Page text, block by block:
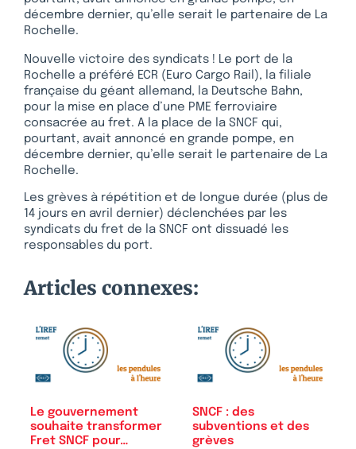
décembre dernier, qu’elle serait le partenaire de La
Rochelle.
Nouvelle victoire des syndicats ! Le port de la
Rochelle a préféré ECR (Euro Cargo Rail), la filiale
française du géant allemand, la Deutsche Bahn,
pour la mise en place d’une PME ferroviaire
consacrée au fret. A la place de la SNCF qui,
pourtant, avait annoncé en grande pompe, en
décembre dernier, qu’elle serait le partenaire de La
Rochelle.
Les grèves à répétition et de longue durée (plus de
14 jours en avril dernier) déclenchées par les
syndicats du fret de la SNCF ont dissuadé les
responsables du port.
Articles connexes:
Le gouvernement
souhaite transformer
Fret SNCF pour…
SNCF : des
subventions et des
grèves